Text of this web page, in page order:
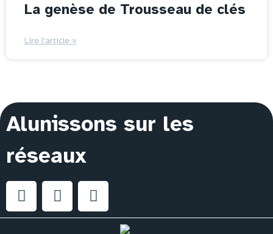
La genèse de Trousseau de clés
Lire l'article »
Alunissons sur les
réseaux